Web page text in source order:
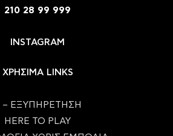
210 28 99 999
INSTAGRAM
ΧΡΗΣΙΜΑ LINKS
– ΕΞΥΠΗΡΕΤΗΣΗ
HERE TO PLAY